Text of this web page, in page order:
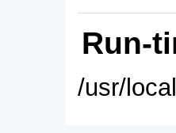
Run-
/usr/